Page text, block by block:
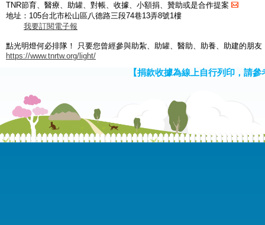
TNR節育、醫療、助罐、對帳、收據、小額捐、贊助或是合作提案
地址：105台北市松山區八德路三段74巷13弄8號1樓
我要訂閱電子報
點光明燈何必排隊！ 只要您曾經參與助紮、助罐、醫助、助養、助建的朋
https://www.tnrtw.org/light/
【捐款收據為線上自行列印，請參